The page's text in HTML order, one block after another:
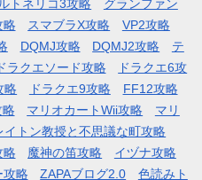
トネリコ3攻略
グランファン
略 スマブラX攻略
VP2攻略
DQMJ攻略 DQMJ2攻略
テ
ドラクエソード攻略
ドラクエ6攻
略 ドラクエ9攻略
FF12攻略
略 マリオカートWii攻略
マリ
イトン教授と不思議な町攻略
略 魔神の笛攻略
イヅナ攻略
攻略 ZAPAブログ2.0 色読みト